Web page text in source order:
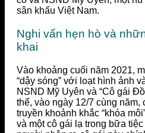
sân khấu Việt Nam.
Nghi vấn hẹn hò và
khai
Vào khoảng cuối năm 2021,
“dậy sóng” với loạt hình ảnh
NSND Mỹ Uyên và “Cô gái
thể, vào ngày 12/7 cùng năm,
truyền khoảnh khắc “khóa
và một cô gái lạ trong bữa